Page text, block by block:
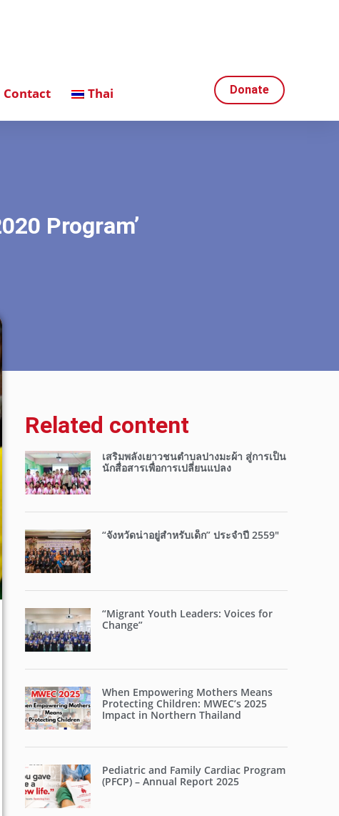
Contact Thai Donate
Program’
Related content
เสริมพลังเยาวชนตำบลปางมะผ้า สู่การเป็น
นักสื่อสารเพื่อการเปลี่ยนแปลง
“จังหวัดน่าอยู่สำหรับเด็ก” ประจำปี 2559″
“Migrant Youth Leaders: Voices for
Change”
When Empowering Mothers Means
Protecting Children: MWEC’s 2025
Impact in Northern Thailand
Pediatric and Family Cardiac Program
(PFCP) – Annual Report 2025